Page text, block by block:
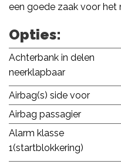
een goede zaak voor het
Opties:
Achterbank in delen
neerklapbaar
Airbag(s) side voor
Airbag passagier
Alarm klasse
1(startblokkering)